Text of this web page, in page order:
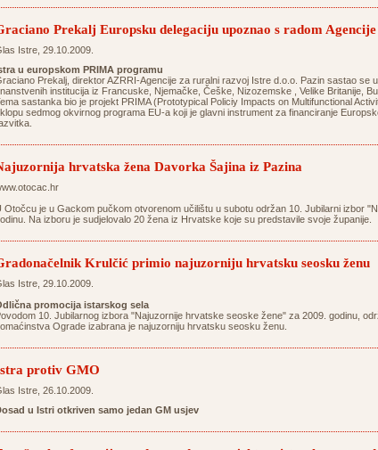
Prekalj Europsku delegaciju upoznao s radom
Istre, 29.10.2009.
u europskom PRIMA programu
Prekalj, direktor AZRRI-Agencije za ruralni razvoj Istre d.o.o. Pazin sastao se
institucija iz Francuske, Njemačke, Češke, Nizozemske , Velike Britanije,
sastanka bio je projekt PRIMA (Prototypical Policiy Impacts on Multifunctional
sedmog okvirnog programa EU-a koji je glavni instrument za financiranje
hrvatska žena Davorka Šajina iz Pazina
Otočcu je u Gackom pučkom otvorenom učilištu u subotu održan 10. Jubilarni izbor
Na izboru je sudjelovalo 20 žena iz Hrvatske koje su predstavile svoje županije.
Krulčić primio najuzorniju hrvatsku seosku ženu
Istre, 29.10.2009.
promocija istarskog sela
10. Jubilarnog izbora "Najuzornije hrvatske seoske žene" za 2009. godinu,
Ograde izabrana je najuzorniju hrvatsku seosku ženu.
protiv GMO
Istre, 26.10.2009.
u Istri otkriven samo jedan GM usjev